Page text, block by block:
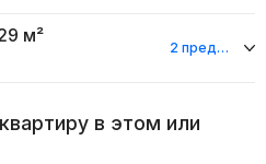
м²
2 предложения
в этом или